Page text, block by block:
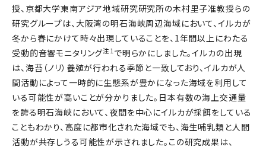
授、京都大学東南アジア地域研究研究所の木村里子准教授らの
研究グループは、大阪湾の明石海峡周辺海域において、イルカが
冬から春にかけて時々出現していることを、1年間以上にわたる
受動的音響モニタリング注1 で明らかにしました。イルカの出現
は、海苔（ノリ）養殖が行われる季節と一致しており、イルカが人
間活動によって一時的に生態系が豊かになった海域を利用して
いる可能性が高いことが分かりました。日本有数の海上交通量
を誇る明石海峡において、夜間を中心にイルカが採餌をしている
こともわかり、高度に都市化された海域でも、海生哺乳類と人間
活動が共存しうる可能性が示されました。この研究成果は、